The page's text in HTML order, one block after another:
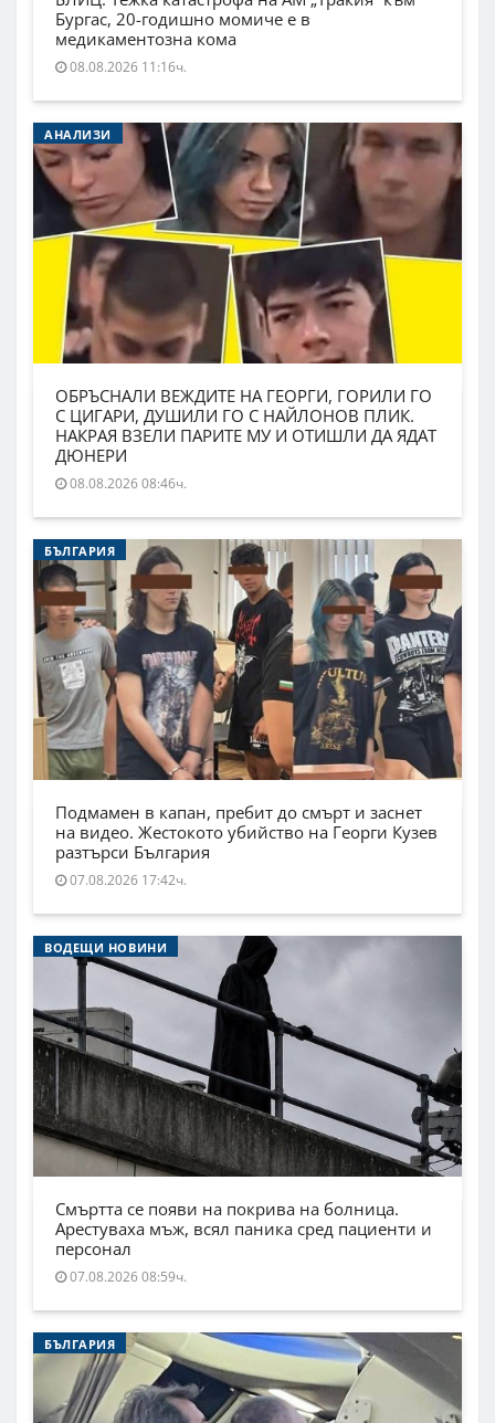
Бургас, 20-годишно момиче е в
медикаментозна кома
08.08.2026 11:16ч.
АНАЛИЗИ
ОБРЪСНАЛИ ВЕЖДИТЕ НА ГЕОРГИ, ГОРИЛИ ГО
С ЦИГАРИ, ДУШИЛИ ГО С НАЙЛОНОВ ПЛИК.
НАКРАЯ ВЗЕЛИ ПАРИТЕ МУ И ОТИШЛИ ДА ЯДАТ
ДЮНЕРИ
08.08.2026 08:46ч.
БЪЛГАРИЯ
Подмамен в капан, пребит до смърт и заснет
на видео. Жестокото убийство на Георги Кузев
разтърси България
07.08.2026 17:42ч.
ВОДЕЩИ НОВИНИ
Смъртта се появи на покрива на болница.
Арестуваха мъж, всял паника сред пациенти и
персонал
07.08.2026 08:59ч.
БЪЛГАРИЯ